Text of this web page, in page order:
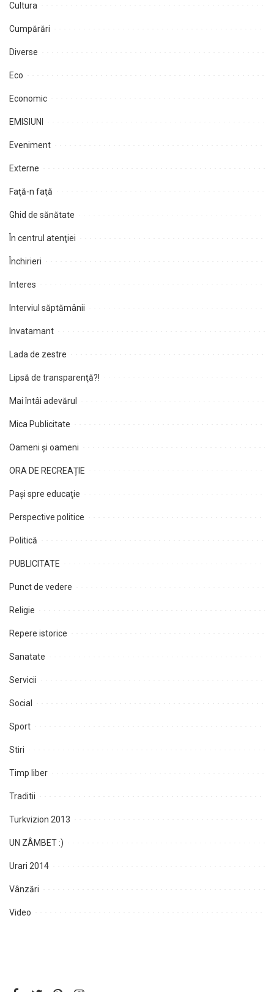
Cultura
Cumpărări
Diverse
Eco
Economic
EMISIUNI
Eveniment
Externe
Faţă-n faţă
Ghid de sănătate
În centrul atenţiei
Închirieri
Interes
Interviul săptămânii
Invatamant
Lada de zestre
Lipsă de transparenţă?!
Mai întâi adevărul
Mica Publicitate
Oameni şi oameni
ORA DE RECREAȚIE
Paşi spre educaţie
Perspective politice
Politică
PUBLICITATE
Punct de vedere
Religie
Repere istorice
Sanatate
Servicii
Social
Sport
Stiri
Timp liber
Traditii
Turkvizion 2013
UN ZÂMBET :)
Urari 2014
Vânzări
Video